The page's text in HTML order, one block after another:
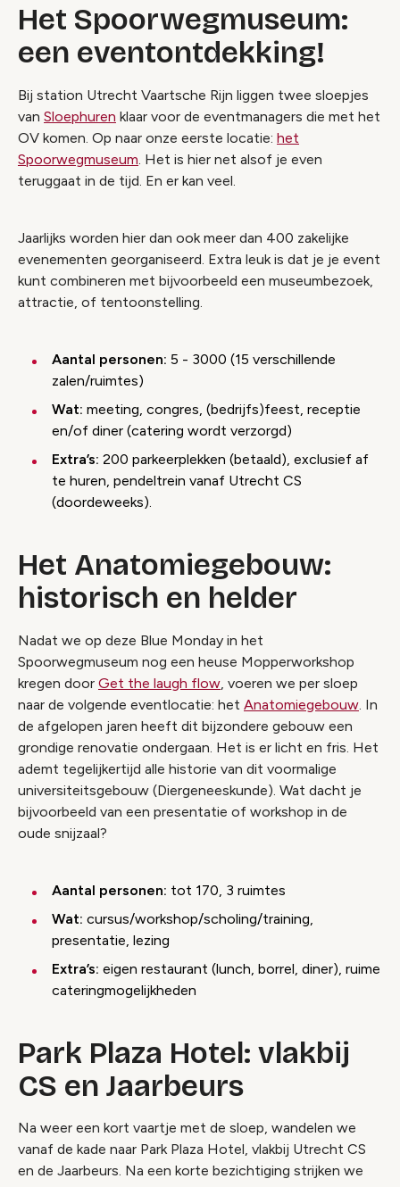
Het Spoorwegmuseum:
een eventontdekking!
Bij station Utrecht Vaartsche Rijn liggen twee sloepjes
van Sloephuren klaar voor de eventmanagers die met het
OV komen. Op naar onze eerste locatie: het
Spoorwegmuseum . Het is hier net alsof je even
teruggaat in de tijd. En er kan veel.
Jaarlijks worden hier dan ook meer dan 400 zakelijke
evenementen georganiseerd. Extra leuk is dat je je event
kunt combineren met bijvoorbeeld een museumbezoek,
attractie, of tentoonstelling.
Aantal personen: 5 - 3000 (15 verschillende
zalen/ruimtes)
Wat: meeting, congres, (bedrijfs)feest, receptie
en/of diner (catering wordt verzorgd)
Extra’s: 200 parkeerplekken (betaald), exclusief af
te huren, pendeltrein vanaf Utrecht CS
(doordeweeks).
Het Anatomiegebouw:
historisch en helder
Nadat we op deze Blue Monday in het
Spoorwegmuseum nog een heuse Mopperworkshop
kregen door Get the laugh flow , voeren we per sloep
naar de volgende eventlocatie: het Anatomiegebouw . In
de afgelopen jaren heeft dit bijzondere gebouw een
grondige renovatie ondergaan. Het is er licht en fris. Het
ademt tegelijkertijd alle historie van dit voormalige
universiteitsgebouw (Diergeneeskunde). Wat dacht je
bijvoorbeeld van een presentatie of workshop in de
oude snijzaal?
Aantal personen: tot 170, 3 ruimtes
Wat: cursus/workshop/scholing/training,
presentatie, lezing
Extra’s: eigen restaurant (lunch, borrel, diner), ruime
cateringmogelijkheden
Park Plaza Hotel: vlakbij
CS en Jaarbeurs
Na weer een kort vaartje met de sloep, wandelen we
vanaf de kade naar Park Plaza Hotel, vlakbij Utrecht CS
en de Jaarbeurs. Na een korte bezichtiging strijken we